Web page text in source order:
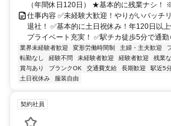
（年間休日120日） ★基本的に残業ナシ！
仕事内容 ✅未経験大歓迎！やりがいバッチ
退社！ ✅基本的に土日祝休み！年120日以
プライベート充実！ ✅駅チカ徒歩5分で通
業界未経験者歓迎 変形労働時間制 主婦・主夫歓迎
転勤なし
経験不問 未経験者歓迎 経験者歓迎 残業
賞与あり
ブランクOK 交通費支給 長期歓迎 駅近5
土日祝休み
服装自由
契約社員